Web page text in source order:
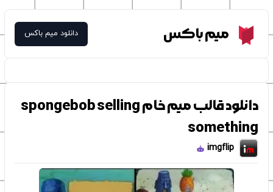
Meme Boxمیم باکس دانلود میم باکس
دانلود قالب میم خام spongebob selling
something
imgflip